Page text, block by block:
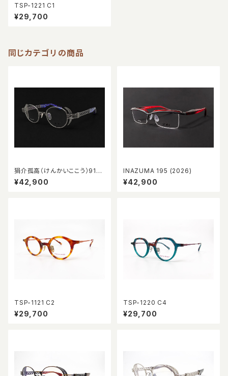
TSP-1221 C1
¥29,700
同じカテゴリの商品
狷介孤高（けんかいここう）916
0 special C
¥42,900
INAZUMA 195 (2026)
¥42,900
TSP-1121 C2
¥29,700
TSP-1220 C4
¥29,700